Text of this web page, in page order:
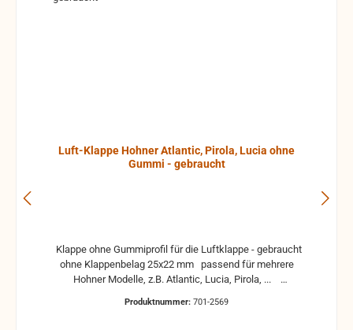
Luft-Klappe Hohner Atlantic, Pirola, Lucia ohne
Gummi - gebraucht
ohne Klappenbelag 25x22 mm passend für mehrere
Hohner Modelle, z.B. Atlantic, Lucia, Pirola, ...
Produktnummer: 701-2569